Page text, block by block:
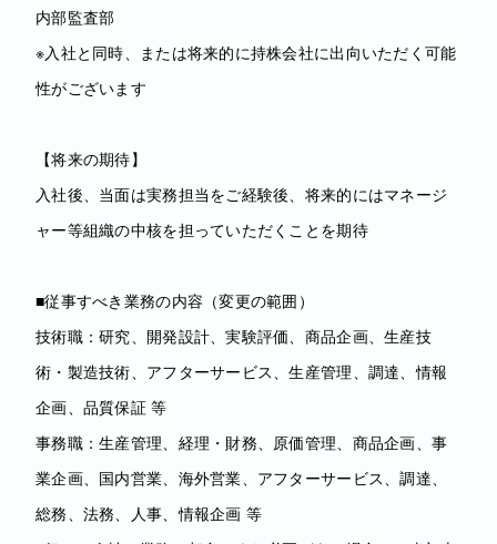
内部監査部
※入社と同時、または将来的に持株会社に出向いただく可能
性がございます
【将来の期待】
入社後、当面は実務担当をご経験後、将来的にはマネージ
ャー等組織の中核を担っていただくことを期待
■従事すべき業務の内容（変更の範囲）
技術職：研究、開発設計、実験評価、商品企画、生産技
術・製造技術、アフターサービス、生産管理、調達、情報
企画、品質保証 等
事務職：生産管理、経理・財務、原価管理、商品企画、事
業企画、国内営業、海外営業、アフターサービス、調達、
総務、法務、人事、情報企画 等